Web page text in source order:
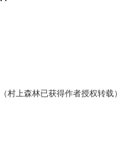
村上森林已获得作者授权转载）